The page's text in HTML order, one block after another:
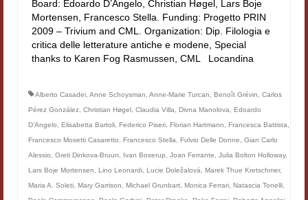
Filologia digitale
Lexicon
Corpus Rhythmorum Musicum
Lo studium aretino del ‘200
DIGIMED
Eurasian Latin Archive
Board: Edoardo D’Angelo, Christian Høgel, Lars Boje
Mortensen, Francesco Stella. Funding: Progetto PRIN
2009 – Trivium and CML. Organization: Dip. Filologia e
critica delle letterature antiche e modene, Special
thanks to Karen Fog Rasmussen, CML Locandina
Alberto Casadei Anne Schoysman Anne-Marie Turcan Benoît Grévin
Carlos
Pérez González Christian Høgel Claudia Villa Divna Manolova
Edoardo
D’Angelo
Elisabetta Bartoli Federico Piseri Florian Hartmann Francesca Battista
Francesco Mosetti Casaretto
Francesco Stella Fulvio Delle Donne
Gian Carlo
Alessio
Greti Dinkova-Bruun Ivan Boserup Joan Ferrante Julia Bolton Holloway,
Lars Boje Mortensen
Lino Leonardi Lucie Doležalová Marek Thue Kretschmer,
Maria A. Soleti Mary Garrison Michael Grunbart Monica Ferrari Natascia Tonelli